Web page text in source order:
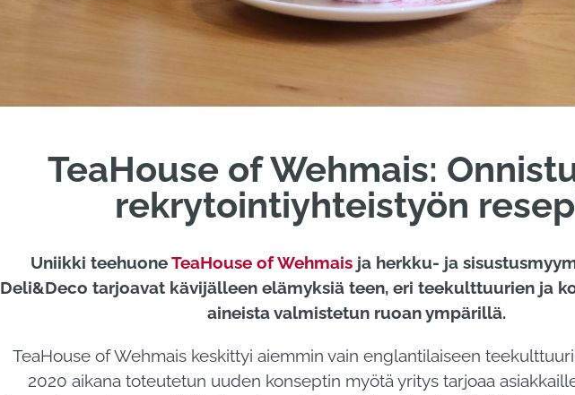
TeaHouse of Wehmais:
rekrytointiyhteistyön
Uniikki teehuoneTeaHouse of Wehmais ja herkku- ja
Deli&Deco tarjoavat kävijälleen elämyksiä teen, eri teekulttuurien ja
aineista valmistetun ruoan ympärillä.
TeaHouse of Wehmais keskittyi aiemmin vain englantilaiseen
2020 aikana toteutetun uuden konseptin myötä yritys tarjoaa